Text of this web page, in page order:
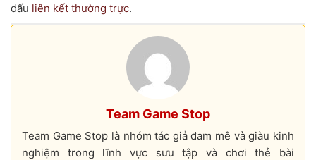
dấu liên kết thường trực.
Team Game Stop
Team Game Stop là nhóm tác giả đam mê và giàu kinh
nghiệm trong lĩnh vực sưu tập và chơi thẻ bài